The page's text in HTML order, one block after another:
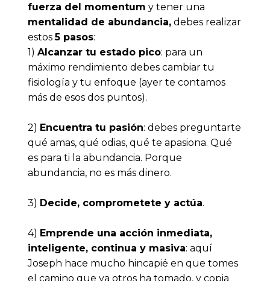
fuerza del momentum
mentalidad de abundancia, debes realizar
estos 5 pasos:
1) Alcanzar tu estado pico: para un
máximo rendimiento debes cambiar tu
fisiología y tu enfoque (ayer te contamos
más de esos dos puntos).
2) Encuentra tu pasión: debes preguntarte
qué amas, qué odias, qué te apasiona. Qué
es para ti la abundancia. Porque
abundancia, no es más dinero.
3) Decide, comprometete y actúa.
4) Emprende una acción inmediata,
inteligente, continua y masiva: aquí
Joseph hace mucho hincapié en que tomes
el camino que ya otros ha tomado, y copia